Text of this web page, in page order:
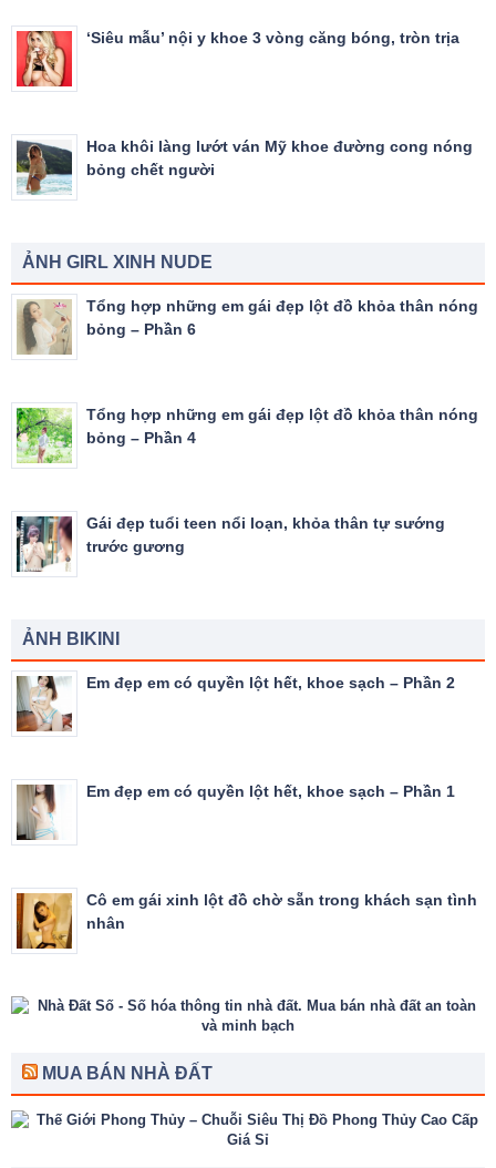
‘Siêu mẫu’ nội y khoe 3 vòng căng bóng, tròn trịa
Hoa khôi làng lướt ván Mỹ khoe đường cong nóng
bỏng chết người
ẢNH GIRL XINH NUDE
Tổng hợp những em gái đẹp lột đồ khỏa thân nóng
bỏng – Phần 6
Tổng hợp những em gái đẹp lột đồ khỏa thân nóng
bỏng – Phần 4
Gái đẹp tuổi teen nổi loạn, khỏa thân tự sướng
trước gương
ẢNH BIKINI
Em đẹp em có quyền lột hết, khoe sạch – Phần 2
Em đẹp em có quyền lột hết, khoe sạch – Phần 1
Cô em gái xinh lột đồ chờ sẵn trong khách sạn tình
nhân
MUA BÁN NHÀ ĐẤT